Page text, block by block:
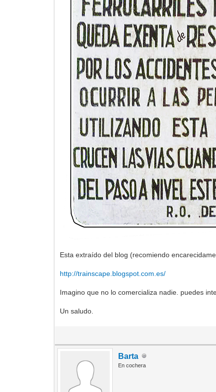
Esta extraído del blog (recomiendo
http://trainscape.blogspot.com.es/
Imagino que no lo comercializa nadie. puedes
Un saludo.
Barta
En cochera